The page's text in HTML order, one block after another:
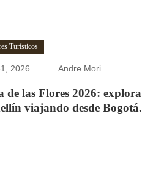
Turísticos
2026 Andre Mori
de las Flores 2026: explora
viajando desde Bogotá.